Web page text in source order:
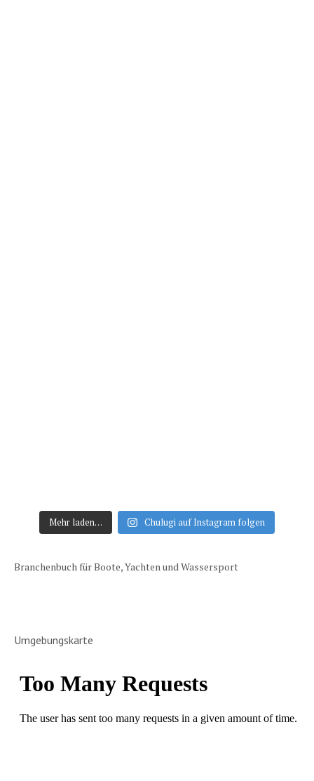
Mehr laden… Chulugi auf Instagram folgen
Branchenbuch für Boote, Yachten und Wassersport
Umgebungskarte